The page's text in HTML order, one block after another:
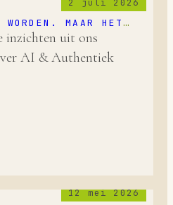
2 juli 2026
MAAR HET
WIJZER TE
inzichten uit ons
AI & Authentiek
12 mei 2026